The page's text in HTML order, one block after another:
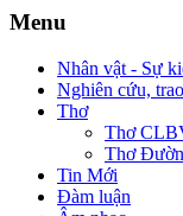
Menu
Nhân vật - Sự
Nghiên cứu,
Thơ
Thơ
Thơ
Tin Mới
Đàm luận